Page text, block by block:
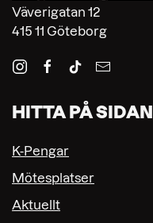
Väverigatan 12
415 11 Göteborg
HITTA PÅ SIDAN
K-Pengar
Mötesplatser
Aktuellt